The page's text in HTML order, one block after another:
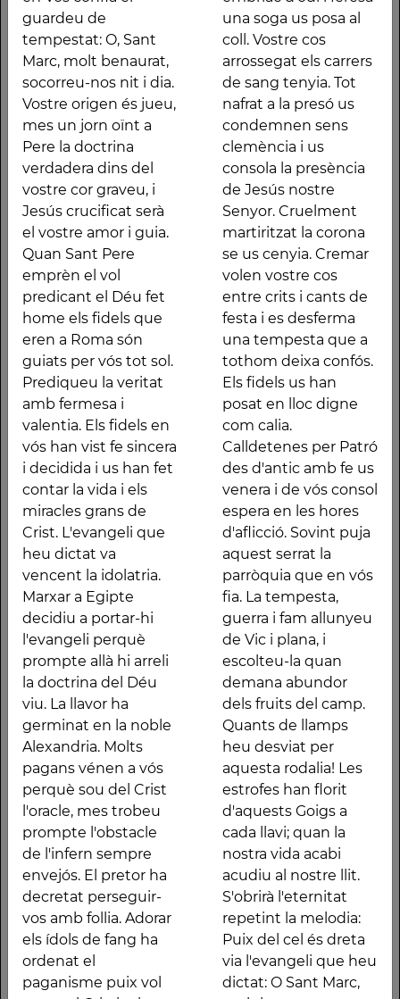
guardeu de
tempestat: O, Sant
Marc, molt benaurat,
socorreu-nos nit i dia.
Vostre origen és jueu,
mes un jorn oïnt a
Pere la doctrina
verdadera dins del
vostre cor graveu, i
Jesús crucificat serà
el vostre amor i guia.
Quan Sant Pere
emprèn el vol
predicant el Déu fet
home els fidels que
eren a Roma són
guiats per vós tot sol.
Prediqueu la veritat
amb fermesa i
valentia. Els fidels en
vós han vist fe sincera
i decidida i us han fet
contar la vida i els
miracles grans de
Crist. L'evangeli que
heu dictat va
vencent la idolatria.
Marxar a Egipte
decidiu a portar-hi
l'evangeli perquè
prompte allà hi arreli
la doctrina del Déu
viu. La llavor ha
germinat en la noble
Alexandria. Molts
pagans vénen a vós
perquè sou del Crist
l'oracle, mes trobeu
prompte l'obstacle
de l'infern sempre
envejós. El pretor ha
decretat perseguir-
vos amb follia. Adorar
els ídols de fang ha
ordenat el
paganisme puix vol
una soga us posa al
coll. Vostre cos
arrossegat els carrers
de sang tenyia. Tot
nafrat a la presó us
condemnen sens
clemència i us
consola la presència
de Jesús nostre
Senyor. Cruelment
martiritzat la corona
se us cenyia. Cremar
volen vostre cos
entre crits i cants de
festa i es desferma
una tempesta que a
tothom deixa confós.
Els fidels us han
posat en lloc digne
com calia.
Calldetenes per Patró
des d'antic amb fe us
venera i de vós consol
espera en les hores
d'aflicció. Sovint puja
aquest serrat la
parròquia que en vós
fia. La tempesta,
guerra i fam allunyeu
de Vic i plana, i
escolteu-la quan
demana abundor
dels fruits del camp.
Quants de llamps
heu desviat per
aquesta rodalia! Les
estrofes han florit
d'aquests Goigs a
cada llavi; quan la
nostra vida acabi
acudiu al nostre llit.
S'obrirà l'eternitat
repetint la melodia:
Puix del cel és dreta
via l'evangeli que heu
dictat: O Sant Marc,
mes un jorn oïnt a
Pere la doctrina
verdadera dins del
vostre cor graveu, i
Jesús crucificat serà el
vostre amor i guia.
Quan Sant Pere
emprèn el vol
predicant el Déu fet
home els fidels que
eren a Roma són
guiats per vós tot sol.
Prediqueu la veritat
amb fermesa i valentia.
Els fidels en vós han
vist fe sincera i
decidida i us han fet
contar la vida i els
miracles grans de Crist.
L'evangeli que heu
dictat va vencent la
idolatria. Marxar a
Egipte decidiu a
portar-hi l'evangeli
perquè prompte allà hi
arreli la doctrina del
Déu viu. La llavor ha
germinat en la noble
Alexandria. Molts
pagans vénen a vós
perquè sou del Crist
l'oracle, mes trobeu
prompte l'obstacle de
l'infern sempre
envejós. El pretor ha
decretat perseguir-vos
amb follia. Adorar els
ídols de fang ha
ordenat el paganisme
puix vol veure el
Cristianisme ofegat en
odi i sang. Ni un
moment vós heu
nafrat a la presó us
condemnen sens
clemència i us consola
la presència de Jesús
nostre Senyor.
Cruelment martiritzat
la corona se us cenyia.
Cremar volen vostre
cos entre crits i cants
de festa i es desferma
una tempesta que a
tothom deixa confós.
Els fidels us han posat
en lloc digne com
calia. Calldetenes per
Patró des d'antic amb
fe us venera i de vós
consol espera en les
hores d'aflicció. Sovint
puja aquest serrat la
parròquia que en vós
fia. La tempesta,
guerra i fam allunyeu
de Vic i plana, i
escolteu-la quan
demana abundor dels
fruits del camp.
Quants de llamps heu
desviat per aquesta
rodalia! Les estrofes
han florit d'aquests
Goigs a cada llavi; quan
la nostra vida acabi
acudiu al nostre llit.
S'obrirà l'eternitat
repetint la melodia:
Puix del cel és dreta
via l'evangeli que heu
dictat: O Sant Marc,
molt benaurat,
socorreu-nos nit i dia."
Altres traces